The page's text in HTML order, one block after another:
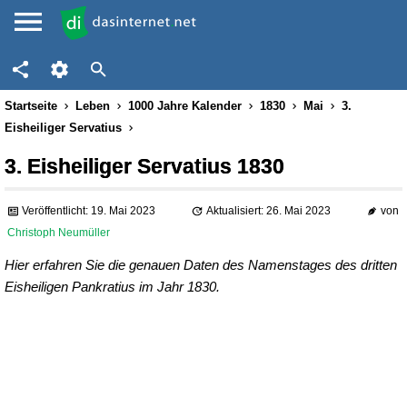
Startseite Leben 1000 Jahre Kalender 1830 Mai
3.
Eisheiliger Servatius
3. Eisheiliger Servatius 1830
Veröffentlicht: 19. Mai 2023 Aktualisiert: 26. Mai 2023
von
Christoph Neumüller
Hier erfahren Sie die genauen Daten des Namenstages des dritten
Eisheiligen Pankratius im Jahr 1830.